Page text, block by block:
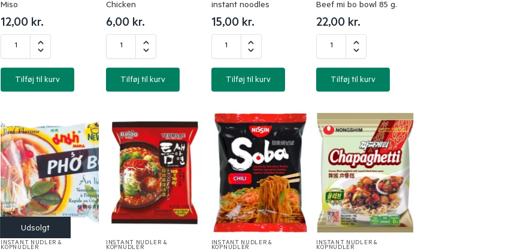
Miso
12,00 kr.
Tilføj til kurv
Chicken
6,00 kr.
Tilføj til kurv
instant noodles
15,00 kr.
Tilføj til kurv
Beef mi bo bowl 85 g.
22,00 kr.
Tilføj til kurv
INSTANT NUDLER &
KOPNUDLER
INSTANT NUDLER &
KOPNUDLER
INSTANT NUDLER &
KOPNUDLER
INSTANT NUDLER &
KOPNUDLER